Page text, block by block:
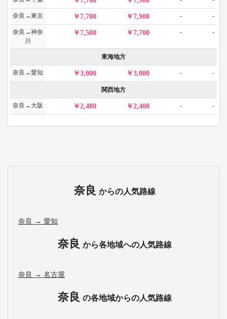
奈良→東京 7,700 7,900 - -
奈良→神奈
川
7,500 7,700 - -
東海地方
奈良→愛知 3,000 3,000 - -
関西地方
奈良→大阪 2,400 2,400 - -
奈良 からの人気路線
奈良 → 愛知
奈良 から各地域への人気路線
奈良 → 名古屋
奈良 の各地域からの人気路線